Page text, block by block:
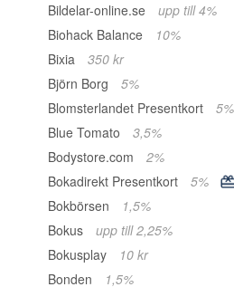
Bildelar-online.se
upp till 4%
Biohack Balance
10%
Bixia
350 kr
Björn Borg
5%
Blomsterlandet Presentkort
5%
Blue Tomato
3,5%
Bodystore.com
2%
Bokadirekt Presentkort
5%
Bokbörsen
1,5%
Bokus
upp till 2,25%
Bokusplay
10 kr
Bonden
1,5%